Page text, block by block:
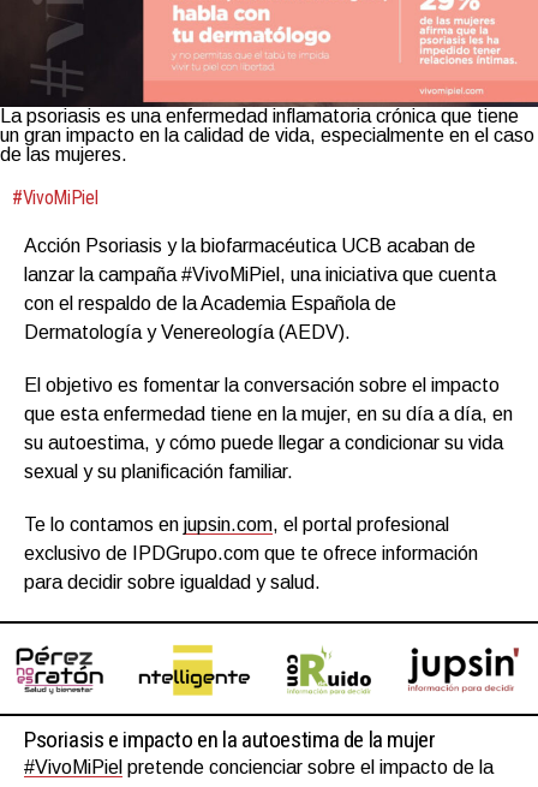
La psoriasis es una enfermedad inflamatoria crónica que tiene
un gran impacto en la calidad de vida, especialmente en el caso
de las mujeres.
#VivoMiPiel
Acción Psoriasis y la biofarmacéutica UCB acaban de
lanzar la campaña #VivoMiPiel, una iniciativa que cuenta
con el respaldo de la Academia Española de
Dermatología y Venereología (AEDV).
El objetivo es fomentar la conversación sobre el impacto
que esta enfermedad tiene en la mujer, en su día a día, en
su autoestima, y cómo puede llegar a condicionar su vida
sexual y su planificación familiar.
Te lo contamos en jupsin.com, el portal profesional
exclusivo de IPDGrupo.com que te ofrece información
para decidir sobre igualdad y salud.
Psoriasis e impacto en la autoestima de la mujer
#VivoMiPiel pretende concienciar sobre el impacto de la